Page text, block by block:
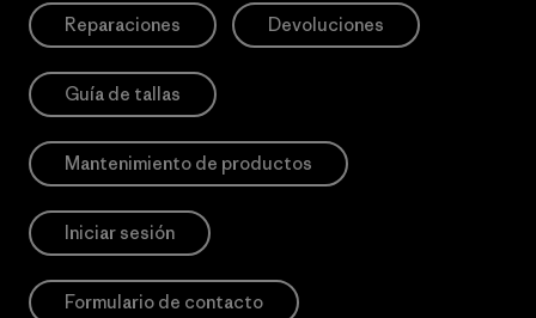
Reparaciones Devoluciones
Guía de tallas
Mantenimiento de productos
Iniciar sesión
Formulario de contacto